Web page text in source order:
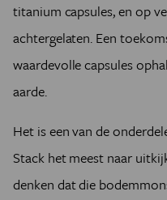
titanium capsules, en op
achtergelaten. Een
waardevolle capsules
aarde.
Het is een van de
Stack het meest naar
denken dat die